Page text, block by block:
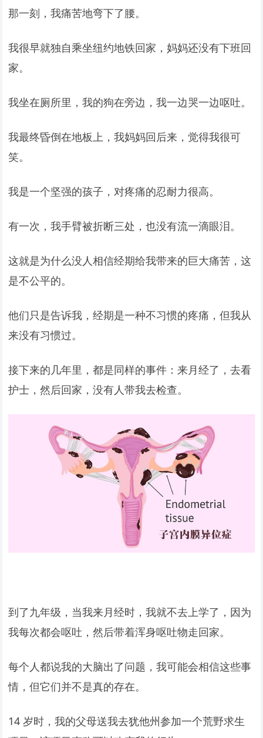
那一刻，我痛苦地弯下了腰。
我很早就独自乘坐纽约地铁回家，妈妈还没有下班回
家。
我坐在厕所里，我的狗在旁边，我一边哭一边呕吐。
我最终昏倒在地板上，我妈妈回后来，觉得我很可
笑。
我是一个坚强的孩子，对疼痛的忍耐力很高。
有一次，我手臂被折断三处，也没有流一滴眼泪。
这就是为什么没人相信经期给我带来的巨大痛苦，这
是不公平的。
他们只是告诉我，经期是一种不习惯的疼痛，但我从
来没有习惯过。
接下来的几年里，都是同样的事件：来月经了，去看
护士，然后回家，没有人带我去检查。
到了九年级，当我来月经时，我就不去上学了，因为
我每次都会呕吐，然后带着浑身呕吐物走回家。
每个人都说我的大脑出了问题，我可能会相信这些事
情，但它们并不是真的存在。
14 岁时，我的父母送我去犹他州参加一个荒野求生